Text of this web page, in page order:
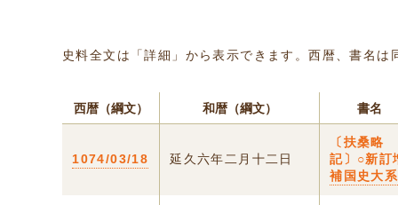
史料全文は「詳細」から表示できます。西暦、書名
西暦（綱文） 和暦（綱文） 書名
1074/03/18 延久六年二月十二日
〔扶桑略
記〕○新訂
補国史大系